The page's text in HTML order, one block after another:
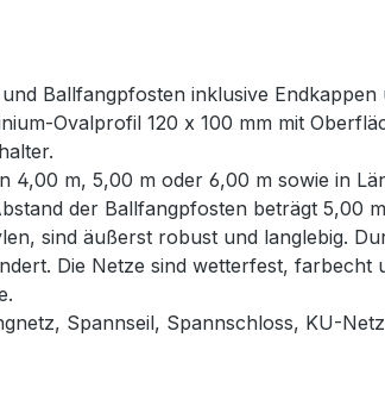
Ballfangpfosten inklusive
Ovalprofil 120 x 100 mm mit
4,00 m, 5,00 m oder 6,00 m sowie in
der Ballfangpfosten beträgt 5,00
sind äußerst robust und langlebig.
Die Netze sind wetterfest, farbecht
Spannseil, Spannschloss, KU-